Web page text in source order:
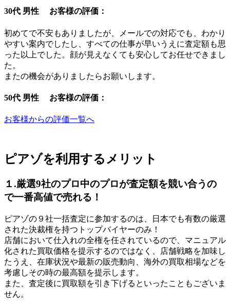
30代 男性 お客様の評価：
初めてで不安もありましたが、メールでの対応でも、わかり
やすい案内でしたし、すべての仕事が早いうえに査定額も思
った以上でした。顔が見えなくても安心してお任せできまし
た。
またの機会がありましたらお願いします。
50代 男性 お客様の評価：
お客様からの評価一覧へ
ピアゾを利用するメリット
１.厳選9社のプロ中のプロが査定額を競い合うの
で一番高値で売れる！
ピアゾの９社一括査定に参加するのは、日本でも有数の厳選
された決裁権を持つトップバイヤーのみ！
店舗において仕入れの全権を任されているので、マニュアル
化された買取価格を提示するのではなく、店舗戦略を加味し
たうえ、在庫状況や最新の販売動向、海外の買取相場などを
考慮しその時の最高額を提示します。
また、査定後に買取額を引き下げるといったこともございま
せん。